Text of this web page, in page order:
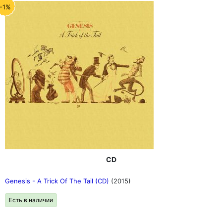
-1%
CD
Genesis - A Trick Of The Tail (CD) (2015)
Есть в наличии